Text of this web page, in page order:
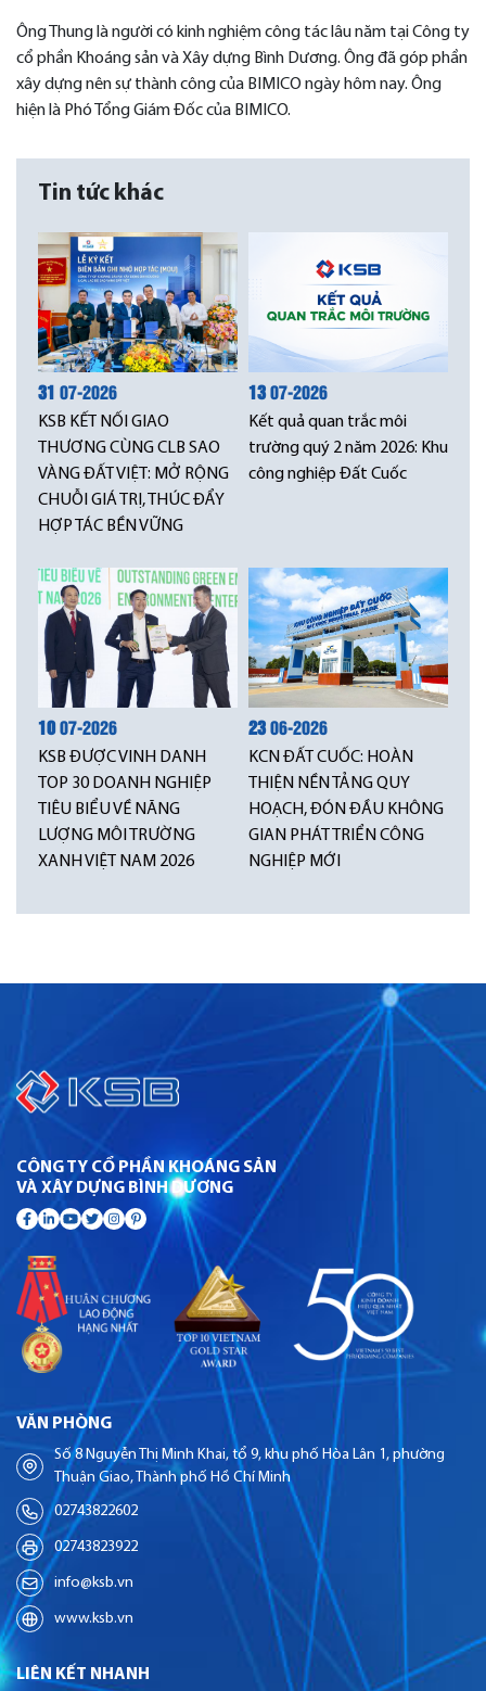
Ông Thung là người có kinh nghiệm công tác lâu năm tại Công ty
cổ phần Khoáng sản và Xây dựng Bình Dương. Ông đã góp phần
xây dựng nên sự thành công của BIMICO ngày hôm nay. Ông
hiện là Phó Tổng Giám Đốc của BIMICO.
Tin tức khác
31 07-2026
KSB KẾT NỐI GIAO
THƯƠNG CÙNG CLB SAO
VÀNG ĐẤT VIỆT: MỞ RỘNG
CHUỖI GIÁ TRỊ, THÚC ĐẨY
HỢP TÁC BỀN VỮNG
1307-2026
Kết quả quan trắc môi
trường quý 2 năm 2026: Khu
công nghiệp Đất Cuốc
1007-2026
KSB ĐƯỢC VINH DANH
TOP 30 DOANH NGHIỆP
TIÊU BIỂU VỀ NĂNG
LƯỢNG MÔI TRƯỜNG
XANH VIỆT NAM 2026
2306-2026
KCN ĐẤT CUỐC: HOÀN
THIỆN NỀN TẢNG QUY
HOẠCH, ĐÓN ĐẦU KHÔNG
GIAN PHÁT TRIỂN CÔNG
NGHIỆP MỚI
CÔNG TY CỔ PHẦN KHOÁNG SẢN
VÀ XÂY DỰNG BÌNH DƯƠNG
VĂN PHÒNG
Số 8 Nguyễn Thị Minh Khai, tổ 9, khu phố Hòa Lân 1, phường
Thuận Giao, Thành phố Hồ Chí Minh
02743822602
02743823922
info@ksb.vn
www.ksb.vn
LIÊN KẾT NHANH